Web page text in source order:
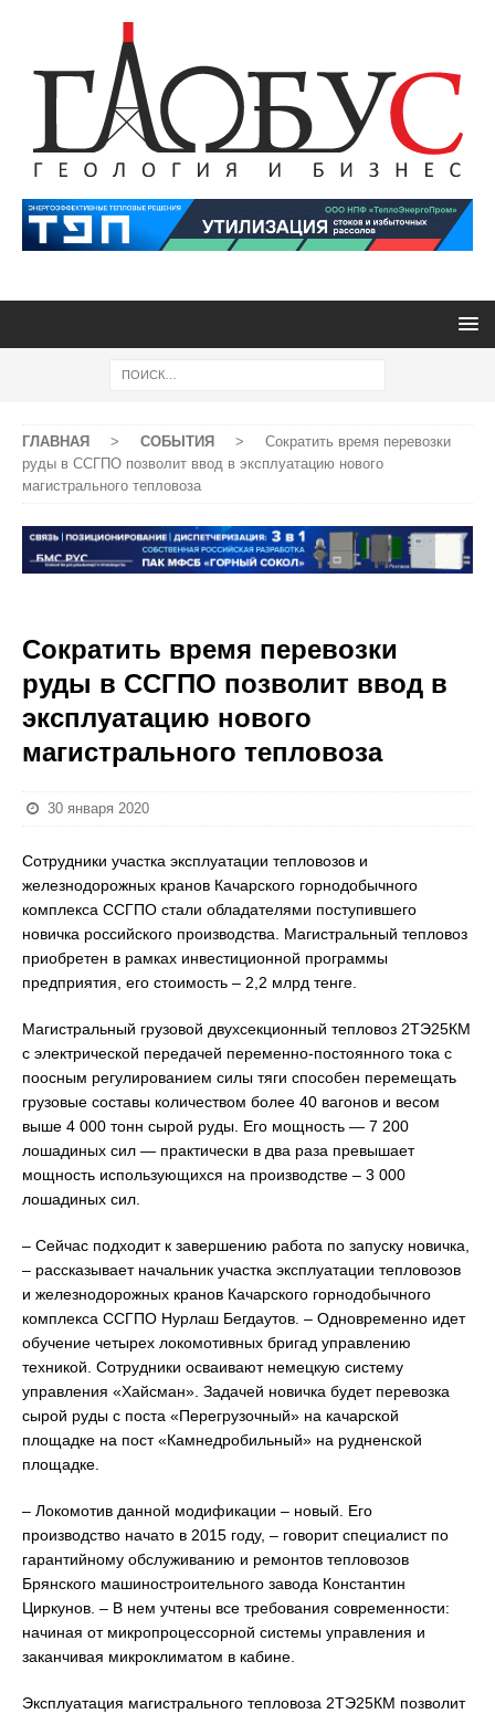
ГЛАВНАЯ > СОБЫТИЯ >
Сократить время перевозки
руды в ССГПО позволит ввод в эксплуатацию нового
магистрального тепловоза
Сократить время перевозки
руды в ССГПО позволит ввод в
эксплуатацию нового
магистрального тепловоза
30 января 2020
Сотрудники участка эксплуатации тепловозов и
железнодорожных кранов Качарского горнодобычного
комплекса ССГПО стали обладателями поступившего
новичка российского производства. Магистральный тепловоз
приобретен в рамках инвестиционной программы
предприятия, его стоимость – 2,2 млрд тенге.
Магистральный грузовой двухсекционный тепловоз 2ТЭ25КМ
с электрической передачей переменно-постоянного тока с
поосным регулированием силы тяги способен перемещать
грузовые составы количеством более 40 вагонов и весом
выше 4 000 тонн сырой руды. Его мощность — 7 200
лошадиных сил — практически в два раза превышает
мощность использующихся на производстве – 3 000
лошадиных сил.
– Сейчас подходит к завершению работа по запуску новичка,
– рассказывает начальник участка эксплуатации тепловозов
и железнодорожных кранов Качарского горнодобычного
комплекса ССГПО Нурлаш Бегдаутов. – Одновременно идет
обучение четырех локомотивных бригад управлению
техникой. Сотрудники осваивают немецкую систему
управления «Хайсман». Задачей новичка будет перевозка
сырой руды с поста «Перегрузочный» на качарской
площадке на пост «Камнедробильный» на рудненской
площадке.
– Локомотив данной модификации – новый. Его
производство начато в 2015 году, – говорит специалист по
гарантийному обслуживанию и ремонтов тепловозов
Брянского машиностроительного завода Константин
Циркунов. – В нем учтены все требования современности:
начиная от микропроцессорной системы управления и
заканчивая микроклиматом в кабине.
Эксплуатация магистрального тепловоза 2ТЭ25КМ позволит